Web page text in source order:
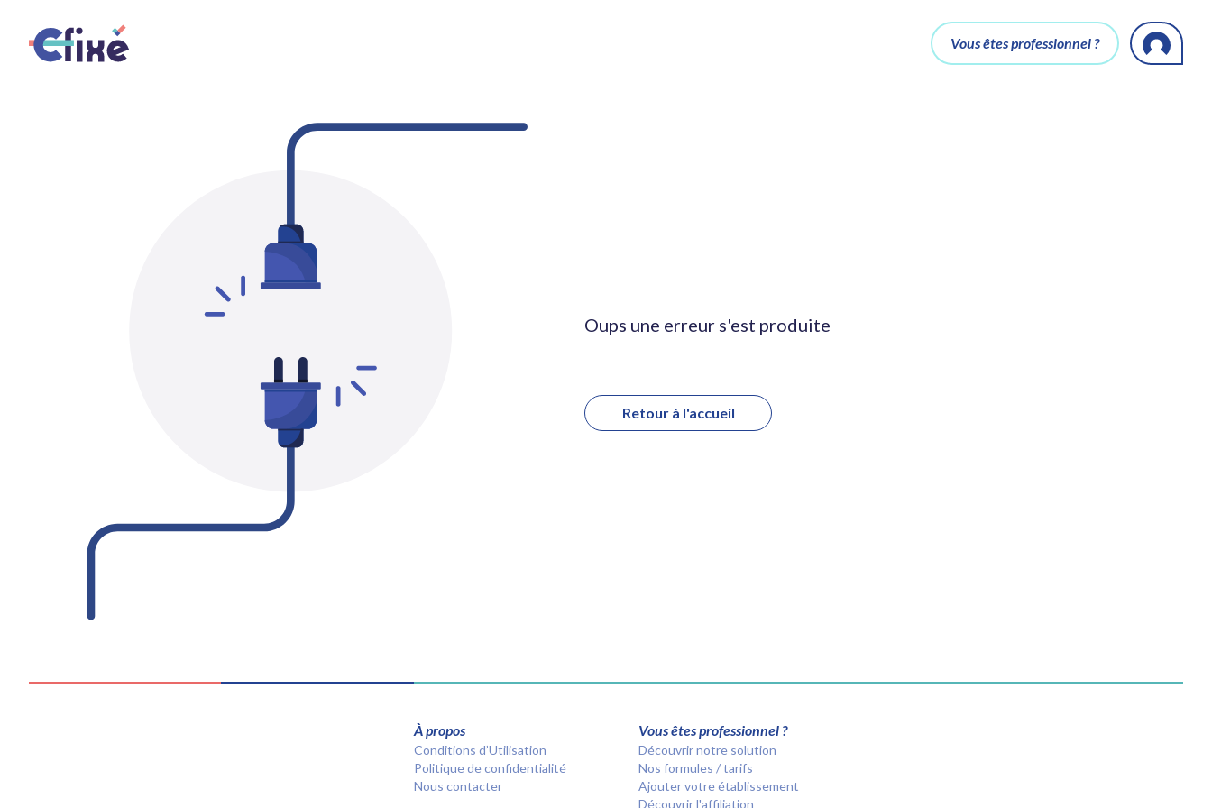
Vous êtes professionnel ?
Oups une erreur s'est produite
Retour à l'accueil
À propos
Conditions d’Utilisation
Politique de confidentialité
Nous contacter
Vous êtes professionnel ?
Découvrir notre solution
Nos formules / tarifs
Ajouter votre établissement
Découvrir l'affiliation